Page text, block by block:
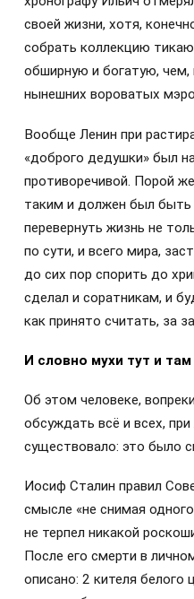
своей жизни, хотя,
собрать коллекцию
обширную и богатую, чем,
нынешних вороватых
Вообще Ленин при
«доброго дедушки» был
противоречивой. Порой
таким и должен был быть
перевернуть жизнь не
по сути, и всего мира,
до сих пор спорить до
сделал и соратникам, и
как принято считать, за
И словно мухи тут и
Об этом человеке,
обсуждать всё и всех,
существовало: это было
Иосиф Сталин правил
смысле «не снимая
не терпел никакой
После его смерти в
описано: 2 кителя белого